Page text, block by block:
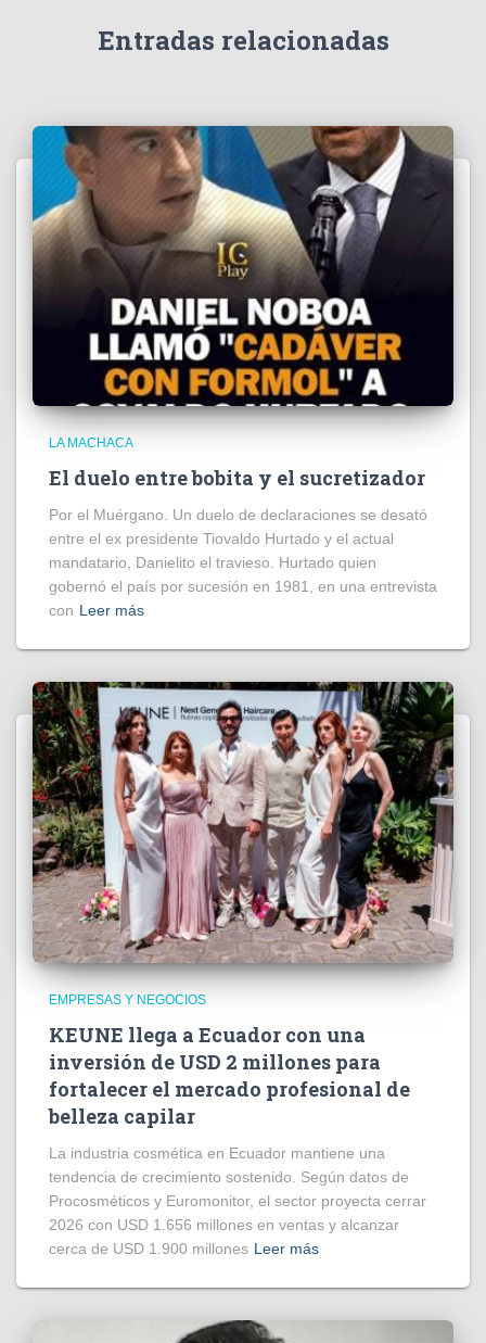
Entradas relacionadas
LA MACHACA
El duelo entre bobita y el sucretizador
Por el Muérgano. Un duelo de declaraciones se desató
entre el ex presidente Tiovaldo Hurtado y el actual
mandatario, Danielito el travieso. Hurtado quien
gobernó el país por sucesión en 1981, en una entrevista
con Leer más
EMPRESAS Y NEGOCIOS
KEUNE llega a Ecuador con una
inversión de USD 2 millones para
fortalecer el mercado profesional de
belleza capilar
La industria cosmética en Ecuador mantiene una
tendencia de crecimiento sostenido. Según datos de
Procosméticos y Euromonitor, el sector proyecta cerrar
2026 con USD 1.656 millones en ventas y alcanzar
cerca de USD 1.900 millones Leer más